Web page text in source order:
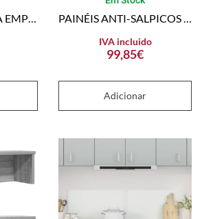
99,85€
IVA incluido
Adicionar